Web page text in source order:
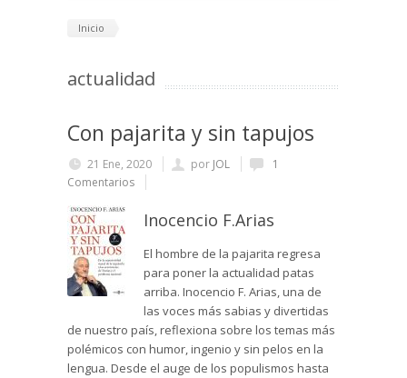
Inicio
actualidad
Con pajarita y sin tapujos
21 Ene, 2020 por JOL
1
Comentarios
Inocencio F.Arias
El hombre de la pajarita regresa
para poner la actualidad patas
arriba. Inocencio F. Arias, una de
las voces más sabias y divertidas
de nuestro país, reflexiona sobre los temas más
polémicos con humor, ingenio y sin pelos en la
lengua. Desde el auge de los populismos hasta